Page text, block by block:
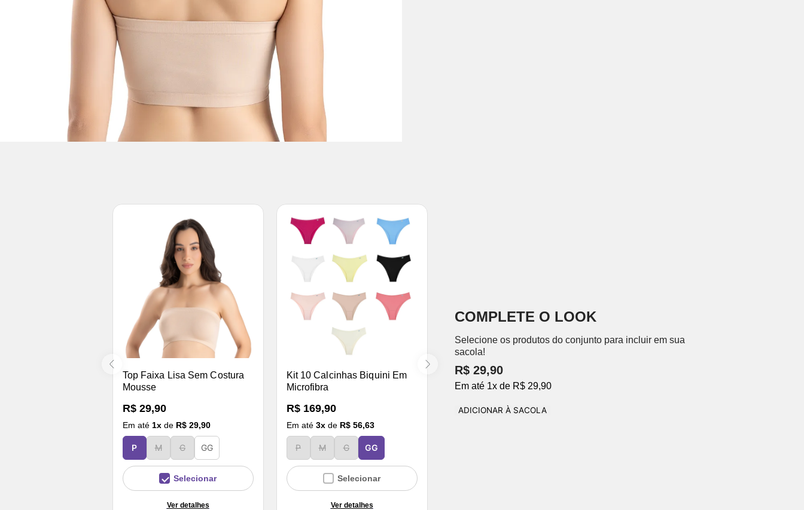
Top Faixa Lisa Sem Costura
Mousse
R$ 29,90
Em até 1x de R$ 29,90
P M G GG
Selecionar
Ver detalhes
Kit 10 Calcinhas Biquini Em
Microfibra
R$ 169,90
Em até 3x de R$ 56,63
P M G GG
Selecionar
Ver detalhes
COMPLETE O LOOK
Selecione os produtos do conjunto para incluir em sua
sacola!
R$ 29,90
Em até 1x de R$ 29,90
ADICIONAR À SACOLA